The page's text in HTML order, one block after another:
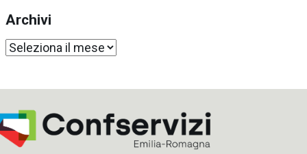
Archivi
Archivi